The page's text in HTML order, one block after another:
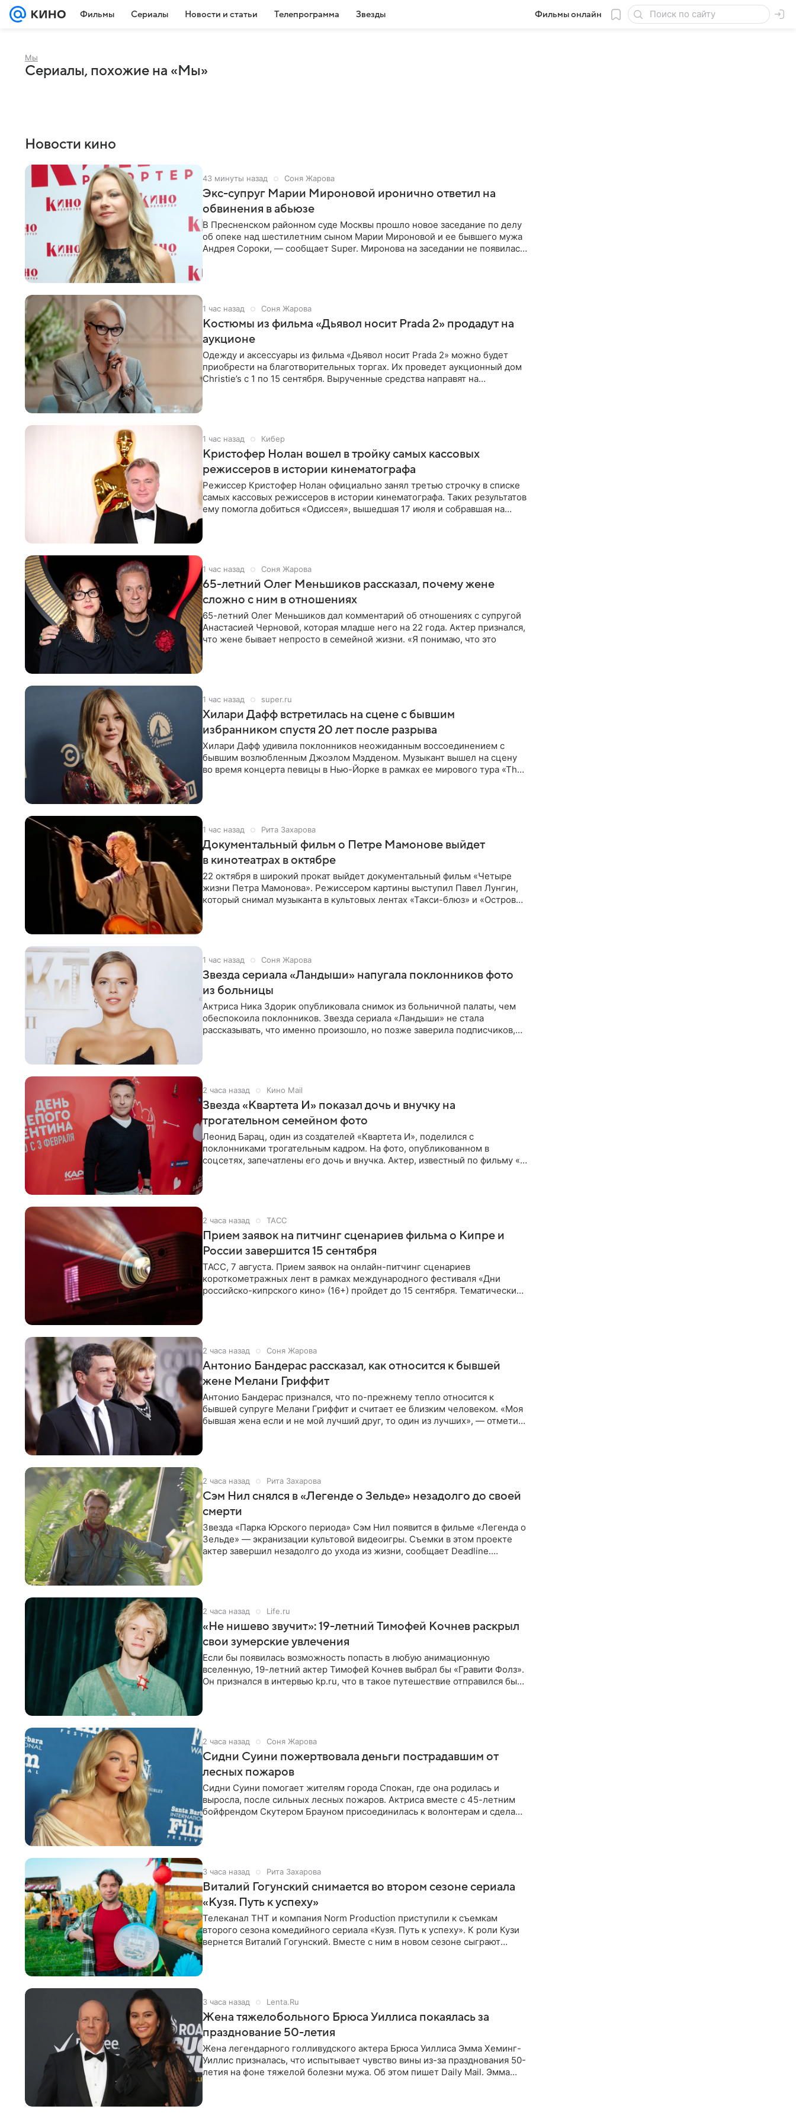
Фильмы Сериалы Новости и статьи Телепрограмма Звезды Фильмы онлайн
Мы
Сериалы, похожие на «Мы»
Новости кино
43 минуты назад Соня Жарова
Экс-супруг Марии Мироновой иронично ответил на
обвинения в абьюзе
В Пресненском районном суде Москвы прошло новое заседание по делу
об опеке над шестилетним сыном Марии Мироновой и ее бывшего мужа
Андрея Сороки, — сообщает Super. Миронова на заседании не появилась.
1 час назад Соня Жарова
Костюмы из фильма «Дьявол носит Prada 2» продадут на
аукционе
Одежду и аксессуары из фильма «Дьявол носит Prada 2» можно будет
приобрести на благотворительных торгах. Их проведет аукционный дом
Christie’s с 1 по 15 сентября. Вырученные средства направят на
1 час назад Кибер
Кристофер Нолан вошел в тройку самых кассовых
режиссеров в истории кинематографа
Режиссер Кристофер Нолан официально занял третью строчку в списке
самых кассовых режиссеров в истории кинематографа. Таких результатов
ему помогла добиться «Одиссея», вышедшая 17 июля и собравшая на
1 час назад Соня Жарова
65-летний Олег Меньшиков рассказал, почему жене
сложно с ним в отношениях
65-летний Олег Меньшиков дал комментарий об отношениях с супругой
Анастасией Черновой, которая младше него на 22 года. Актер признался,
что жене бывает непросто в семейной жизни. «Я понимаю, что это
1 час назад super.ru
Хилари Дафф встретилась на сцене с бывшим
избранником спустя 20 лет после разрыва
Хилари Дафф удивила поклонников неожиданным воссоединением с
бывшим возлюбленным Джоэлом Мэдденом. Музыкант вышел на сцену
во время концерта певицы в Нью-Йорке в рамках ее мирового тура «The
1 час назад Рита Захарова
Документальный фильм о Петре Мамонове выйдет
в кинотеатрах в октябре
22 октября в широкий прокат выйдет документальный фильм «Четыре
жизни Петра Мамонова». Режиссером картины выступил Павел Лунгин,
который снимал музыканта в культовых лентах «Такси-блюз» и «Остров».
1 час назад Соня Жарова
Звезда сериала «Ландыши» напугала поклонников фото
из больницы
Актриса Ника Здорик опубликовала снимок из больничной палаты, чем
обеспокоила поклонников. Звезда сериала «Ландыши» не стала
рассказывать, что именно произошло, но позже заверила подписчиков,
2 часа назад Кино Mail
Звезда «Квартета И» показал дочь и внучку на
трогательном семейном фото
Леонид Барац, один из создателей «Квартета И», поделился с
поклонниками трогательным кадром. На фото, опубликованном в
соцсетях, запечатлены его дочь и внучка. Актер, известный по фильму «О
2 часа назад ТАСС
Прием заявок на питчинг сценариев фильма о Кипре и
России завершится 15 сентября
ТАСС, 7 августа. Прием заявок на онлайн-питчинг сценариев
короткометражных лент в рамках международного фестиваля «Дни
российско-кипрского кино» (16+) пройдет до 15 сентября. Тематически
2 часа назад Соня Жарова
Антонио Бандерас рассказал, как относится к бывшей
жене Мелани Гриффит
Антонио Бандерас признался, что по-прежнему тепло относится к
бывшей супруге Мелани Гриффит и считает ее близким человеком. «Моя
бывшая жена если и не мой лучший друг, то один из лучших», — отметил
2 часа назад Рита Захарова
Сэм Нил снялся в «Легенде о Зельде» незадолго до своей
смерти
Звезда «Парка Юрского периода» Сэм Нил появится в фильме «Легенда о
Зельде» — экранизации культовой видеоигры. Съемки в этом проекте
актер завершил незадолго до ухода из жизни, сообщает Deadline.
2 часа назад Life.ru
«Не нишево звучит»: 19-летний Тимофей Кочнев раскрыл
свои зумерские увлечения
Если бы появилась возможность попасть в любую анимационную
вселенную, 19-летний актер Тимофей Кочнев выбрал бы «Гравити Фолз».
Он признался в интервью kp.ru, что в такое путешествие отправился бы
2 часа назад Соня Жарова
Сидни Суини пожертвовала деньги пострадавшим от
лесных пожаров
Сидни Суини помогает жителям города Спокан, где она родилась и
выросла, после сильных лесных пожаров. Актриса вместе с 45-летним
бойфрендом Скутером Брауном присоединилась к волонтерам и сделала
3 часа назад Рита Захарова
Виталий Гогунский снимается во втором сезоне сериала
«Кузя. Путь к успеху»
Телеканал ТНТ и компания Norm Production приступили к съемкам
второго сезона комедийного сериала «Кузя. Путь к успеху». К роли Кузи
вернется Виталий Гогунский. Вместе с ним в новом сезоне сыграют
3 часа назад Lenta.Ru
Жена тяжелобольного Брюса Уиллиса покаялась за
празднование 50-летия
Жена легендарного голливудского актера Брюса Уиллиса Эмма Хеминг-
Уиллис призналась, что испытывает чувство вины из-за празднования 50-
летия на фоне тяжелой болезни мужа. Об этом пишет Daily Mail. Эмма